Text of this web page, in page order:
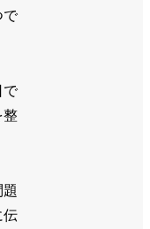
で
で
整
伝